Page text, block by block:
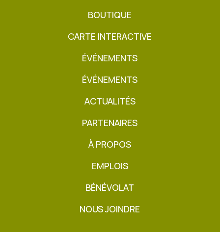
BOUTIQUE
CARTE INTERACTIVE
ÉVÉNEMENTS
ÉVÉNEMENTS
ACTUALITÉS
PARTENAIRES
À PROPOS
EMPLOIS
BÉNÉVOLAT
NOUS JOINDRE